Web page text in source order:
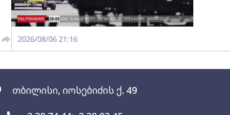
თბილისი, იოსებიძის ქ. 49
2026/08/06 21:16